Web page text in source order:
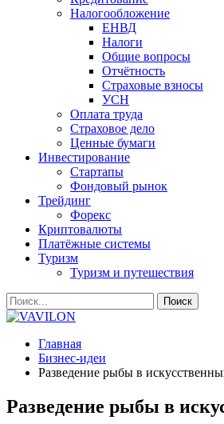
Налогообложение
ЕНВД
Налоги
Общие вопросы
Отчётность
Страховые взносы
УСН
Оплата труда
Страховое дело
Ценные бумаги
Инвестирование
Стартапы
Фондовый рынок
Трейдинг
Форекс
Криптовалюты
Платёжные системы
Туризм
Туризм и путешествия
Главная
Бизнес-идеи
Разведение рыбы в
Разведение рыбы в